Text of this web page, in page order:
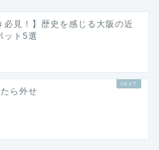
必見！】歴史を感じる大阪の近
ット5選
ら外せ